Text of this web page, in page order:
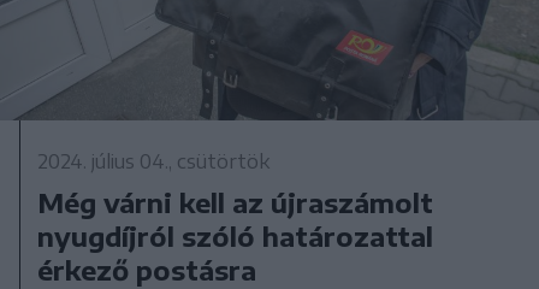
2024. július 04., csütörtök
Még várni kell az újraszámolt
nyugdíjról szóló határozattal
érkező postásra